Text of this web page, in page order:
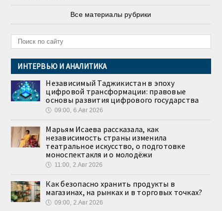
Все материалы рубрики
ИНТЕРВЬЮ И АНАЛИТИКА
Независимый Таджикистан в эпоху
цифровой трансформации: правовые
основы развития цифрового государства
🕔 09:00, 6.Авг 2026
Марьям Исаева рассказала, как
независимость страны изменила
театральное искусство, о подготовке
моноспектакля и о молодёжи
🕔 11:00, 2.Авг 2026
Как безопасно хранить продукты в
магазинах, на рынках и в торговых точках?
🕔 09:00, 2.Авг 2026